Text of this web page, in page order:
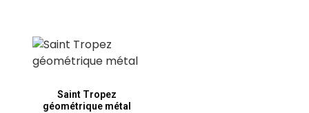
Saint Tropez
géométrique métal